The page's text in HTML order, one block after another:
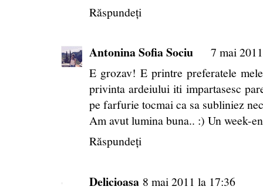
Răspundeți
Antonina Sofia Sociu
7 mai
E grozav! E printre preferatele
privinta ardeiului iti impartasesc
pe farfurie tocmai ca sa subliniez
Am avut lumina buna.. :) Un week-
Răspundeți
Delicioasa 8 mai 2011 la 17:36